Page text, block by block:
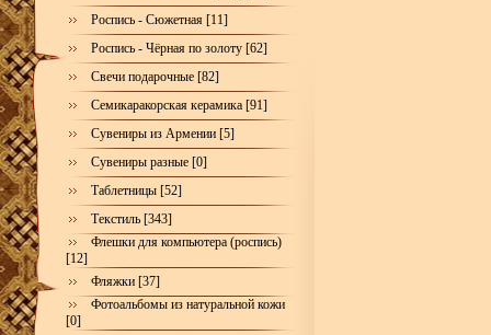
Роспись - Сюжетная [11]
Роспись - Чёрная по золоту [62]
Свечи подарочные [82]
Семикаракорская керамика [91]
Сувениры из Армении [5]
Сувениры разные [0]
Таблетницы [52]
Текстиль [343]
Флешки для компьютера (роспись)
[12]
Фляжки [37]
Фотоальбомы из натуральной кожи
[0]